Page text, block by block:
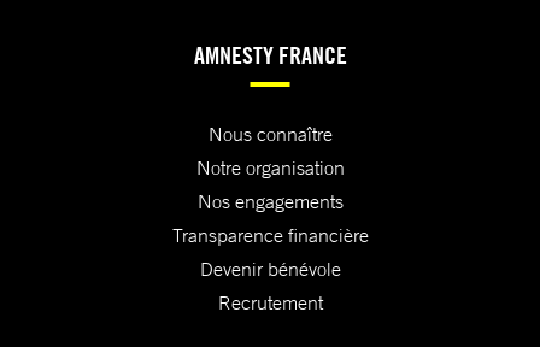
AMNESTY FRANCE
Nous connaître
Notre organisation
Nos engagements
Transparence financière
Devenir bénévole
Recrutement